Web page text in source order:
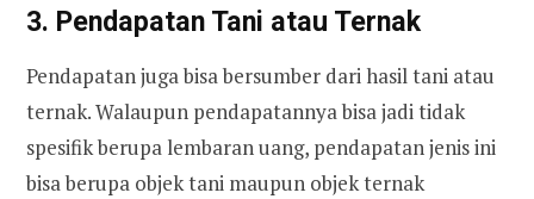
3. Pendapatan Tani atau Ternak
Pendapatan juga bisa bersumber dari hasil tani atau
ternak. Walaupun pendapatannya bisa jadi tidak
spesifik berupa lembaran uang, pendapatan jenis ini
bisa berupa objek tani maupun objek ternak